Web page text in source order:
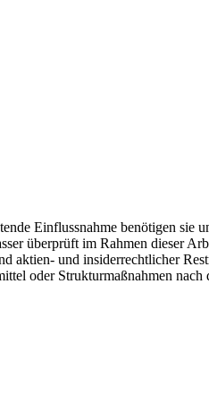
Einflussnahme benötigen sie
überprüft im Rahmen dieser
aktien- und insiderrechtlicher
oder Strukturmaßnahmen